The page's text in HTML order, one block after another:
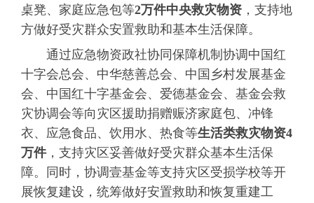
桌凳、家庭应急包等2万件中央救灾物资，支持地
方做好受灾群众安置救助和基本生活保障。
通过应急物资政社协同保障机制协调中国红
十字会总会、中华慈善总会、中国乡村发展基金
会、中国红十字基金会、爱德基金会、基金会救
灾协调会等向灾区援助捐赠赈济家庭包、冲锋
衣、应急食品、饮用水、热食等生活类救灾物资4
万件，支持灾区妥善做好受灾群众基本生活保
障。同时，协调壹基金等支持灾区受损学校等开
展恢复建设，统筹做好安置救助和恢复重建工